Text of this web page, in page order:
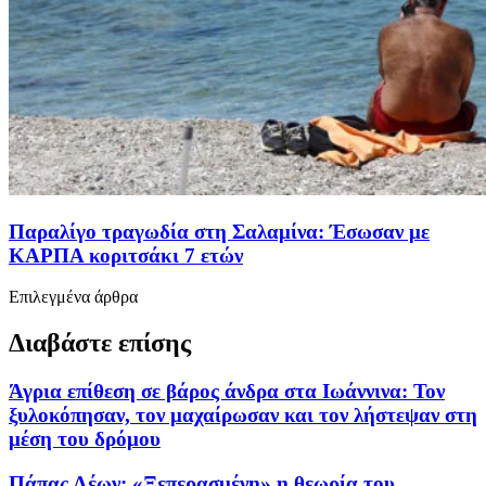
Παραλίγο τραγωδία στη Σαλαμίνα: Έσωσαν με
ΚΑΡΠΑ κοριτσάκι 7 ετών
Επιλεγμένα άρθρα
Διαβάστε επίσης
Άγρια επίθεση σε βάρος άνδρα στα Ιωάννινα: Τον
ξυλοκόπησαν, τον μαχαίρωσαν και τον λήστεψαν στη
μέση του δρόμου